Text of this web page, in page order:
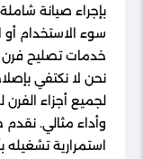
بإجراء صيانة
سوء الاستخدام أو
خدمات تصليح فرن
نحن لا نكتفي
لجميع أجزاء
وأداء مثالي.
استمرارية تشغيله